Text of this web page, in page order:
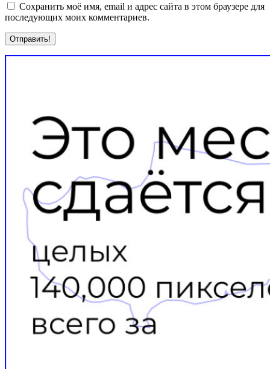
Сохранить моё имя, email и адрес сайта в этом браузере для
последующих моих комментариев.
Отправить!